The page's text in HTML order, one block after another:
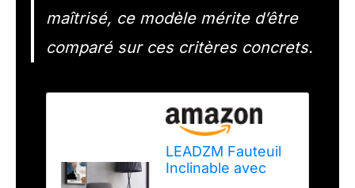
maîtrisé, ce modèle mérite d’être
comparé sur ces critères concrets.
LEADZM Fauteuil
Inclinable avec